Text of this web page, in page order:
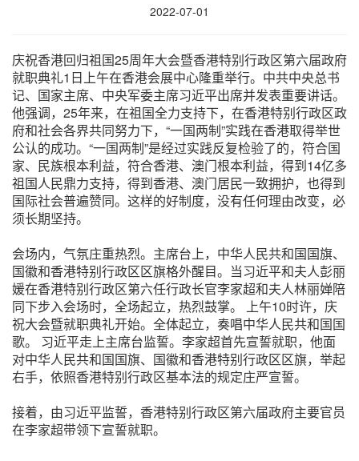
2022-07-01
庆祝香港回归祖国25周年大会暨香港特别行政区第六届政府
就职典礼1日上午在香港会展中心隆重举行。中共中央总书
记、国家主席、中央军委主席习近平出席并发表重要讲话。
他强调，25年来，在祖国全力支持下，在香港特别行政区政
府和社会各界共同努力下，“一国两制”实践在香港取得举世
公认的成功。“一国两制”是经过实践反复检验了的，符合国
家、民族根本利益，符合香港、澳门根本利益，得到14亿多
祖国人民鼎力支持，得到香港、澳门居民一致拥护，也得到
国际社会普遍赞同。这样的好制度，没有任何理由改变，必
须长期坚持。
会场内，气氛庄重热烈。主席台上，中华人民共和国国旗、
国徽和香港特别行政区区旗格外醒目。当习近平和夫人彭丽
媛在香港特别行政区第六任行政长官李家超和夫人林丽婵陪
同下步入会场时，全场起立，热烈鼓掌。
上午10时许，庆
祝大会暨就职典礼开始。全体起立，奏唱中华人民共和国国
歌。
习近平走上主席台监誓。李家超首先宣誓就职，他面
对中华人民共和国国旗、国徽和香港特别行政区区旗，举起
右手，依照香港特别行政区基本法的规定庄严宣誓。
接着，由习近平监誓，香港特别行政区第六届政府主要官员
在李家超带领下宣誓就职。